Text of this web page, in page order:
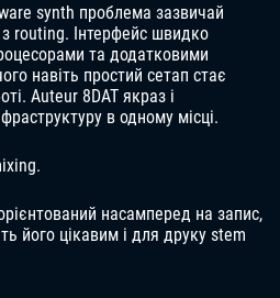
synth проблема зазвичай
з routing. Інтерфейс швидко
та додатковими
навіть простий сетап стає
Auteur 8DAT якраз і
в одному місці.
насамперед на запис,
його цікавим і для друку stem